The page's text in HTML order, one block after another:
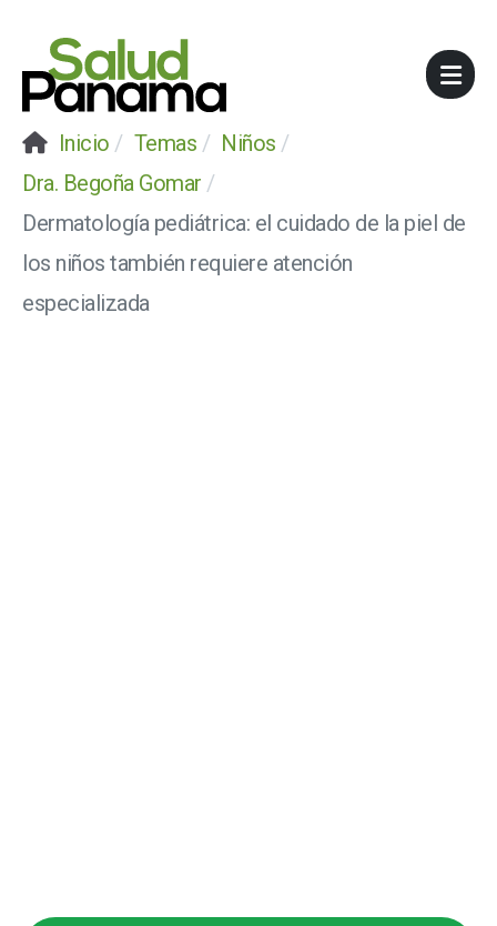
Inicio Temas
Niños
Dra. Begoña Gomar
Dermatología pediátrica: el cuidado de la piel de
los niños también requiere atención
especializada